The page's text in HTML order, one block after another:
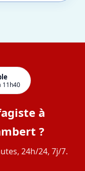
11h40
à
?
24h/24, 7j/7.